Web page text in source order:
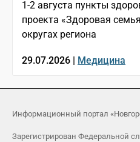
1-2 августа пункты
проекта «Здоровая
округах региона
29.07.2026 | Медицина
Информационный портал
Зарегистрирован Федеральной